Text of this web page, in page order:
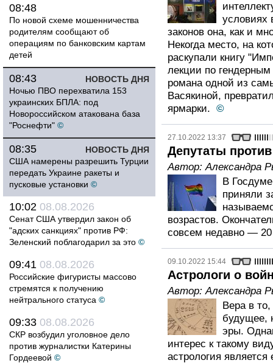
08:48
По новой схеме мошенничества
родителям сообщают об
операциям по банковским картам
детей
НОВОСТЬ ДНЯ
08:43
Ночью ПВО перехватила 153
украинских БПЛА: под
Новороссийском атакована база
"Роснефти" ©
НОВОСТЬ ДНЯ
08:35
США намерены разрешить Турции
передать Украине ракеты и
пусковые установки ©
10:02 08.08.2026
Сенат США утвердил закон об
"адских санкциях" против РФ:
Зеленский поблагодарил за это ©
09:41 08.08.2026
Российские фигуристы массово
стремятся к получению
нейтрального статуса ©
09:33 08.08.2026
СКР возбудил уголовное дело
против журналистки Катерины
Гордеевой ©
условиях
законов она, как и
Некогда место, на
раскупали книгу
лекции по
романа одной из
Васякиной,
ярмарки. ©
27.10.2022 13:37
Депутаты
Автор:Александра
В
приняли
возрастов.
совсем недавно —
09.10.2022 15:44
Астрологи о
Автор:Александра
Вера в
будущее,
эры.
интерес к такому
астрология